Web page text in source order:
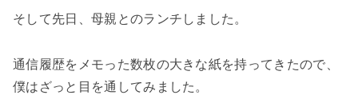
そして先日、母親とのランチしました。
通信履歴をメモった数枚の大きな紙を持ってきたので、
僕はざっと目を通してみました。